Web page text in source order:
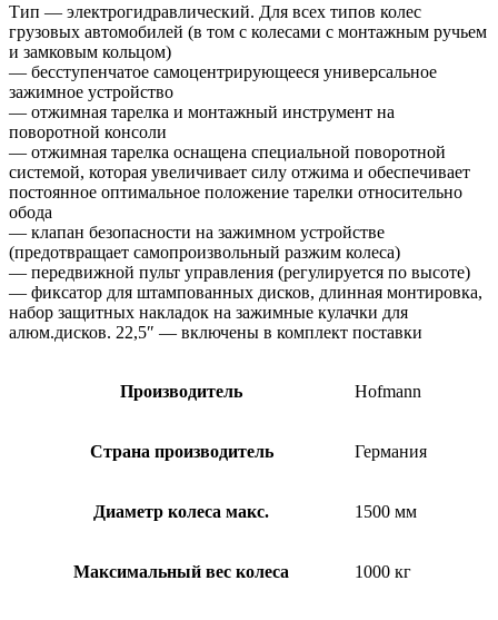
Тип — электрогидравлический. Для всех типов колес
грузовых автомобилей (в том с колесами с монтажным ручьем
и замковым кольцом)
— бесступенчатое самоцентрирующееся универсальное
зажимное устройство
— отжимная тарелка и монтажный инструмент на
поворотной консоли
— отжимная тарелка оснащена специальной поворотной
системой, которая увеличивает силу отжима и обеспечивает
постоянное оптимальное положение тарелки относительно
обода
— клапан безопасности на зажимном устройстве
(предотвращает самопроизвольный разжим колеса)
— передвижной пульт управления (регулируется по высоте)
— фиксатор для штампованных дисков, длинная монтировка,
набор защитных накладок на зажимные кулачки для
алюм.дисков. 22,5″ — включены в комплект поставки
Производитель Hofmann
Страна производитель Германия
Диаметр колеса макс. 1500 мм
Максимальный вес колеса 1000 кг